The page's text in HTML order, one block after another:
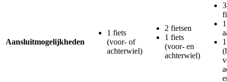
Aansluitmogelijkheden
1 fiets
(voor- of
achterwiel)
2 fietsen
1 fiets
(voor- en
achterwiel)